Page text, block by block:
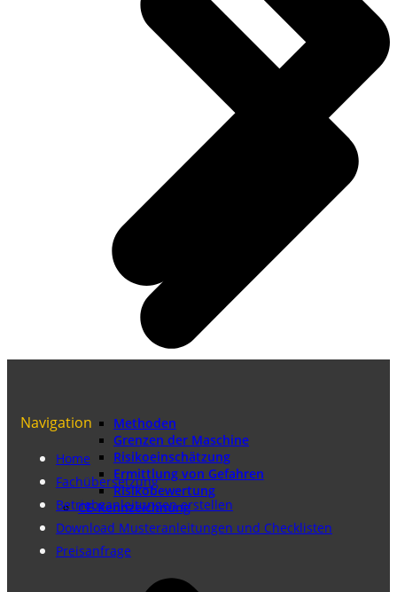
Methoden
Grenzen der Maschine
Risikoeinschätzung
Ermittlung von Gefahren
Risikobewertung
CE-Kennzeichnung
Navigation
Home
Fachübersetzung
Betriebsanleitungen erstellen
Download Musteranleitungen und Checklisten
Preisanfrage